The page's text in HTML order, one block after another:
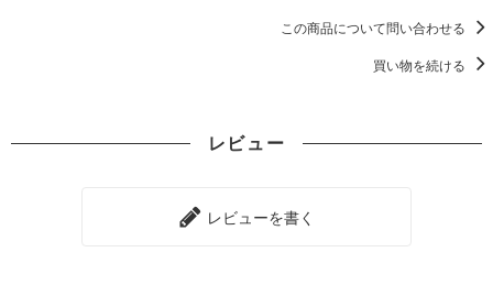
この商品について問い合わせる
買い物を続ける
レビュー
レビューを書く